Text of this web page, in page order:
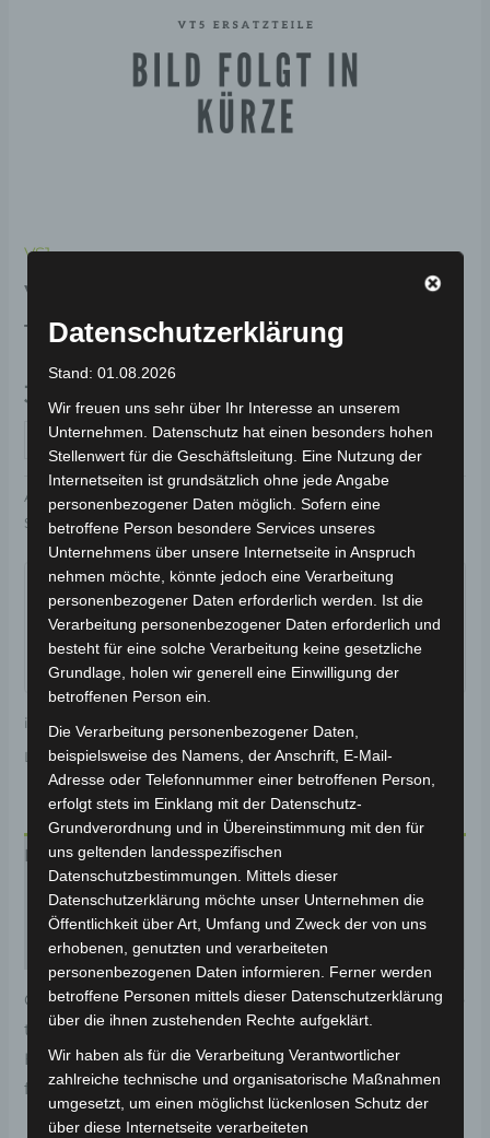
VS1
VS1 HINTERE
TROMMELBREMSE
39,00
IN DEN WARENKORB
Artikelnummer: 3M309-4009A-00 Kategorie:
Schlagwörter:Verschleißteile,Bremsanlage
Garantiert sicherer Checkout
inkl. 19 % MwSt.
Kostenloser Versand
Lieferzeit:Versandfertig innerhalb 24 Stunden*
Beschreibung
Produktsicherheit
Rezensionen (0)
Original-Ersatzteil für den Elektro-Scooter VS1. Hintere
trommelbremse für optimale Funktionalität und
Haltbarkeit. Weitere Informationen zum Fahrzeug
findest du hier:Volta Motor Elektro-Scooter VS1.
Datenschutzerklärung
Stand: 01.08.2026
Wir freuen uns sehr über Ihr Interesse an unserem
Unternehmen. Datenschutz hat einen besonders hohen
Stellenwert für die Geschäftsleitung. Eine Nutzung der
Internetseiten ist grundsätzlich ohne jede Angabe
personenbezogener Daten möglich. Sofern eine
betroffene Person besondere Services unseres
Unternehmens über unsere Internetseite in Anspruch
nehmen möchte, könnte jedoch eine Verarbeitung
personenbezogener Daten erforderlich werden. Ist die
Verarbeitung personenbezogener Daten erforderlich und
besteht für eine solche Verarbeitung keine gesetzliche
Grundlage, holen wir generell eine Einwilligung der
betroffenen Person ein.
Die Verarbeitung personenbezogener Daten,
beispielsweise des Namens, der Anschrift, E-Mail-
Adresse oder Telefonnummer einer betroffenen Person,
erfolgt stets im Einklang mit der Datenschutz-
Grundverordnung und in Übereinstimmung mit den für
uns geltenden landesspezifischen
Datenschutzbestimmungen. Mittels dieser
Datenschutzerklärung möchte unser Unternehmen die
Öffentlichkeit über Art, Umfang und Zweck der von uns
erhobenen, genutzten und verarbeiteten
personenbezogenen Daten informieren. Ferner werden
betroffene Personen mittels dieser Datenschutzerklärung
über die ihnen zustehenden Rechte aufgeklärt.
Wir haben als für die Verarbeitung Verantwortlicher
zahlreiche technische und organisatorische Maßnahmen
umgesetzt, um einen möglichst lückenlosen Schutz der
über diese Internetseite verarbeiteten